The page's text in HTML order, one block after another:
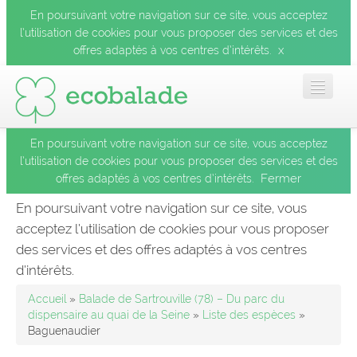
En poursuivant votre navigation sur ce site, vous acceptez
l’utilisation de cookies pour vous proposer des services et des
offres adaptés à vos centres d’intérêts.
x
Accueil
Les balades
Les espèces
En poursuivant votre navigation sur ce site, vous acceptez
l’utilisation de cookies pour vous proposer des services et des
offres adaptés à vos centres d’intérêts.
Fermer
En poursuivant votre navigation sur ce site, vous
acceptez l’utilisation de cookies pour vous proposer
des services et des offres adaptés à vos centres
d’intérêts.
Accueil » Balade de Sartrouville (78) – Du parc du
dispensaire au quai de la Seine » Liste des espèces »
Baguenaudier